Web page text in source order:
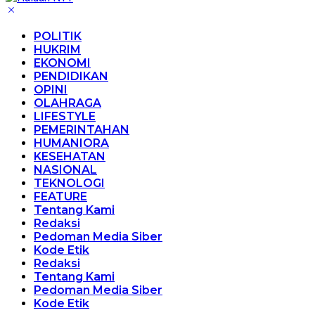
POLITIK
HUKRIM
EKONOMI
PENDIDIKAN
OPINI
OLAHRAGA
LIFESTYLE
PEMERINTAHAN
HUMANIORA
KESEHATAN
NASIONAL
TEKNOLOGI
FEATURE
Tentang Kami
Redaksi
Pedoman Media Siber
Kode Etik
Redaksi
Tentang Kami
Pedoman Media Siber
Kode Etik